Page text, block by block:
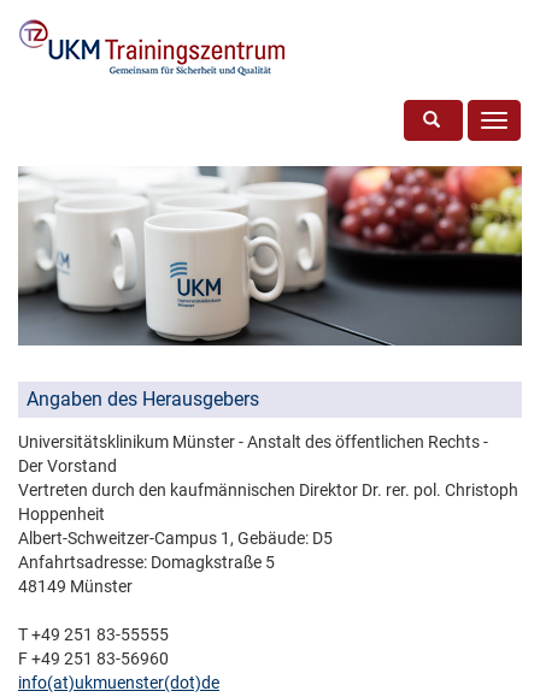
Toggle search
Angaben des Herausgebers
Universitätsklinikum Münster - Anstalt des öffentlichen Rechts -
Der Vorstand
Vertreten durch den kaufmännischen Direktor Dr. rer. pol. Christoph
Hoppenheit
Albert-Schweitzer-Campus 1, Gebäude: D5
Anfahrtsadresse: Domagkstraße 5
48149 Münster
T +49 251 83-55555
F +49 251 83-56960
info(at)­ukmuenster(dot)­de